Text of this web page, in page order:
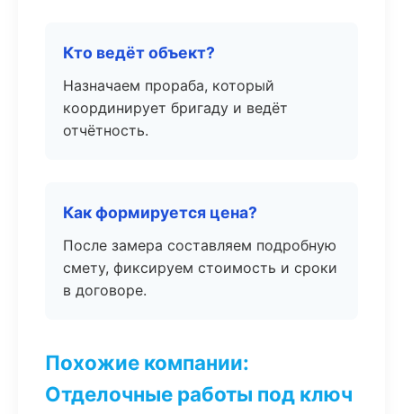
Кто ведёт объект?
Назначаем прораба, который
координирует бригаду и ведёт
отчётность.
Как формируется цена?
После замера составляем подробную
смету, фиксируем стоимость и сроки
в договоре.
Похожие компании:
Отделочные работы под ключ